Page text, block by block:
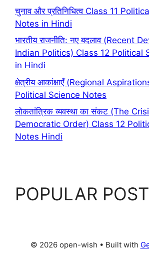
चुनाव और प्रतिनिधित्व Class 11
Notes in Hindi
भारतीय राजनीति: नए बदलाव (Recent
Indian Politics) Class 12 Political
in Hindi
क्षेत्रीय आकांक्षाएँ (Regional
Political Science Notes
लोकतांत्रिक व्यवस्था का संकट (The
Democratic Order) Class 12
Notes Hindi
POPULAR POST
© 2026 open-wish • Built with